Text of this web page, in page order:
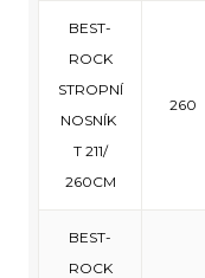
BEST-
ROCK
STROPNÍ
NOSNÍK
T 211/
260CM
260
BEST-
ROCK